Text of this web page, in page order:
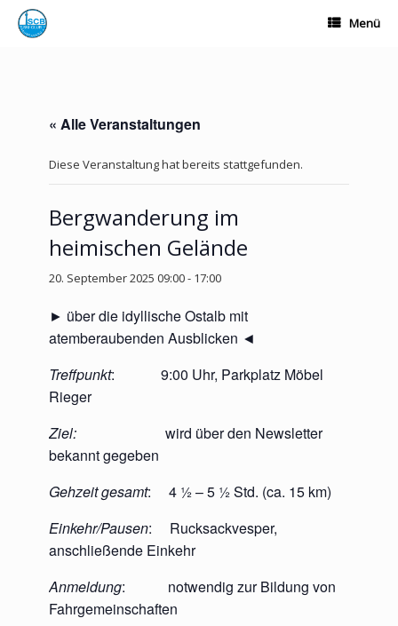
Inhalt
springen
Menü
« Alle Veranstaltungen
Diese Veranstaltung hat bereits stattgefunden.
Bergwanderung im
heimischen Gelände
20. September 2025 09:00- 17:00
► über die idyllische Ostalb mit
atemberaubenden Ausblicken ◄
Treffpunkt: 9:00 Uhr, Parkplatz Möbel
Rieger
Ziel: wird über den Newsletter
bekannt gegeben
Gehzeit gesamt: 4 ½ – 5 ½ Std. (ca. 15 km)
Einkehr/Pausen: Rucksackvesper,
anschließende Einkehr
Anmeldung: notwendig zur Bildung von
Fahrgemeinschaften